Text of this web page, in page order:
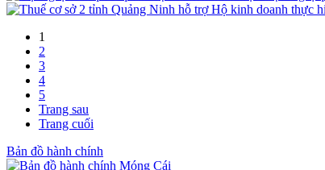
1
2
3
4
5
Trang sau
Trang cuối
Bản đồ hành chính